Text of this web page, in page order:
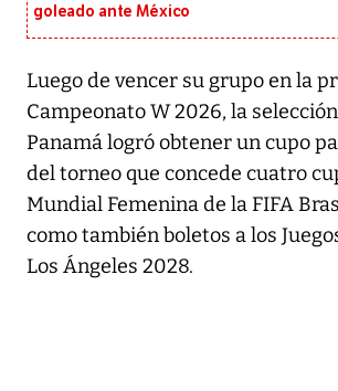
goleado ante México
Luego de vencer su grupo en la
Campeonato W 2026, la
Panamá logró obtener un cupo
del torneo que concede cuatro
Mundial Femenina de la FIFA
como también boletos a los
Los Ángeles 2028.